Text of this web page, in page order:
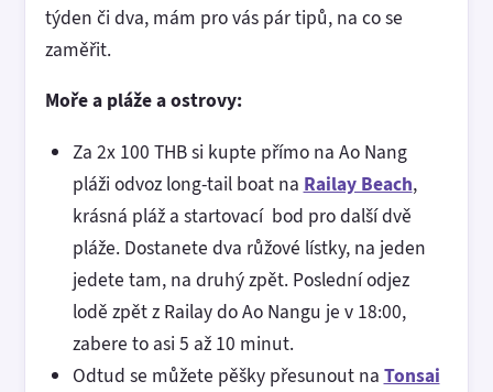
týden či dva, mám pro vás pár tipů, na co se
zaměřit.
Moře a pláže a ostrovy:
Za 2x 100 THB si kupte přímo na Ao Nang
pláži odvoz long-tail boat na Railay Beach,
krásná pláž a startovací bod pro další dvě
pláže. Dostanete dva růžové lístky, na jeden
jedete tam, na druhý zpět. Poslední odjez
lodě zpět z Railay do Ao Nangu je v 18:00,
zabere to asi 5 až 10 minut.
Odtud se můžete pěšky přesunout na Tonsai